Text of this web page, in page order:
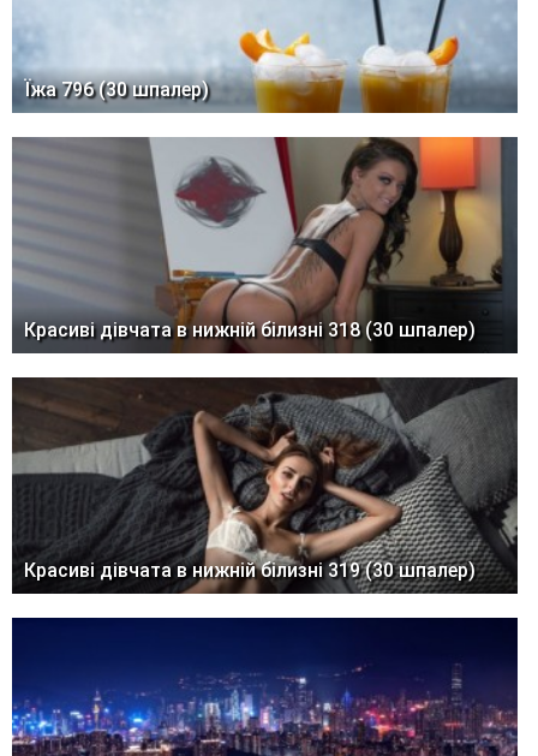
Їжа 796 (30 шпалер)
Красиві дівчата в нижній білизні 318 (30 шпалер)
Красиві дівчата в нижній білизні 319 (30 шпалер)